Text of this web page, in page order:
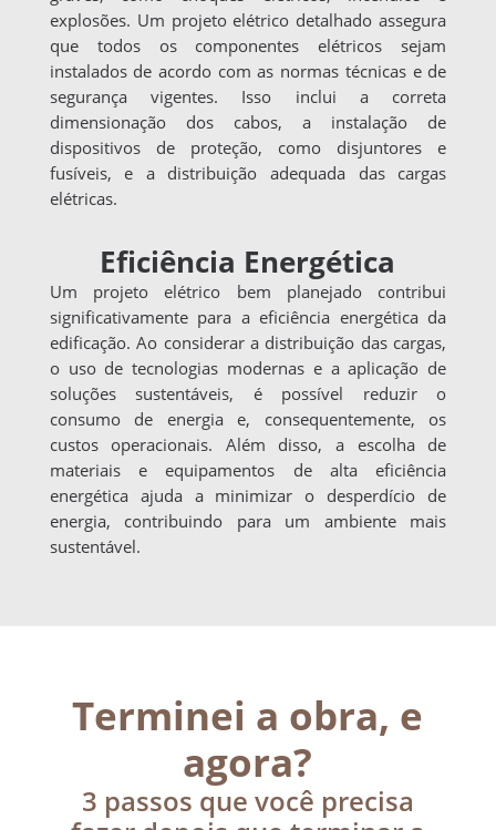
explosões. Um projeto elétrico detalhado assegura
que todos os componentes elétricos sejam
instalados de acordo com as normas técnicas e de
segurança vigentes. Isso inclui a correta
dimensionação dos cabos, a instalação de
dispositivos de proteção, como disjuntores e
fusíveis, e a distribuição adequada das cargas
elétricas.
Eficiência Energética
Um projeto elétrico bem planejado contribui
significativamente para a eficiência energética da
edificação. Ao considerar a distribuição das cargas,
o uso de tecnologias modernas e a aplicação de
soluções sustentáveis, é possível reduzir o
consumo de energia e, consequentemente, os
custos operacionais. Além disso, a escolha de
materiais e equipamentos de alta eficiência
energética ajuda a minimizar o desperdício de
energia, contribuindo para um ambiente mais
sustentável.
Terminei a obra, e
agora?
3 passos que você precisa